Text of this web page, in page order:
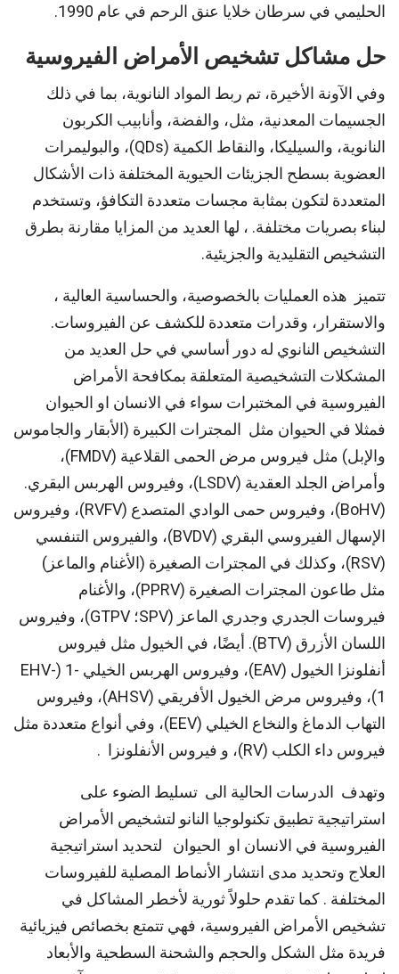
الحليمي في سرطان خلايا عنق الرحم في عام 1990.
حل مشاكل تشخيص الأمراض الفيروسية
وفي الآونة الأخيرة، تم ربط المواد النانوية، بما في ذلك
الجسيمات المعدنية، مثل، والفضة، وأنابيب الكربون
النانوية، والسيليكا، والنقاط الكمية (QDs)، والبوليمرات
العضوية بسطح الجزيئات الحيوية المختلفة ذات الأشكال
المتعددة لتكون بمثابة مجسات متعددة التكافؤ، وتستخدم
لبناء بصريات مختلفة. ، لها العديد من المزايا مقارنة بطرق
التشخيص التقليدية والجزيئية.
تتميز هذه العمليات بالخصوصية، والحساسية العالية ،
والاستقرار، وقدرات متعددة للكشف عن الفيروسات.
التشخيص النانوي له دور أساسي في حل العديد من
المشكلات التشخيصية المتعلقة بمكافحة الأمراض
الفيروسية في المختبرات سواء في الانسان او الحيوان
فمثلا في الحيوان مثل المجترات الكبيرة (الأبقار والجاموس
والإبل) مثل فيروس مرض الحمى القلاعية (FMDV)،
وأمراض الجلد العقدية (LSDV)، وفيروس الهربس البقري.
(BoHV)، وفيروس حمى الوادي المتصدع (RVFV)، وفيروس
الإسهال الفيروسي البقري (BVDV)، والفيروس التنفسي
(RSV)، وكذلك في المجترات الصغيرة (الأغنام والماعز)
مثل طاعون المجترات الصغيرة (PPRV)، والأغنام
فيروسات الجدري وجدري الماعز (SPV؛ GTPV)، وفيروس
اللسان الأزرق (BTV). أيضًا، في الخيول مثل فيروس
أنفلونزا الخيول (EAV)، وفيروس الهربس الخيلي -1 (EHV-
1)، وفيروس مرض الخيول الأفريقي (AHSV)، وفيروس
التهاب الدماغ والنخاع الخيلي (EEV)، وفي أنواع متعددة مثل
فيروس داء الكلب (RV)، و فيروس الأنفلونزا .
وتهدف الدرسات الحالية الى تسليط الضوء على
استراتيجية تطبيق تكنولوجيا النانو لتشخيص الأمراض
الفيروسية في الانسان او الحيوان لتحديد استراتيجية
العلاج وتحديد مدى انتشار الأنماط المصلية للفيروسات
المختلفة . كما تقدم حلولاً ثورية لأخطر المشاكل في
تشخيص الأمراض الفيروسية، فهي تتمتع بخصائص فيزيائية
فريدة مثل الشكل والحجم والشحنة السطحية والأبعاد